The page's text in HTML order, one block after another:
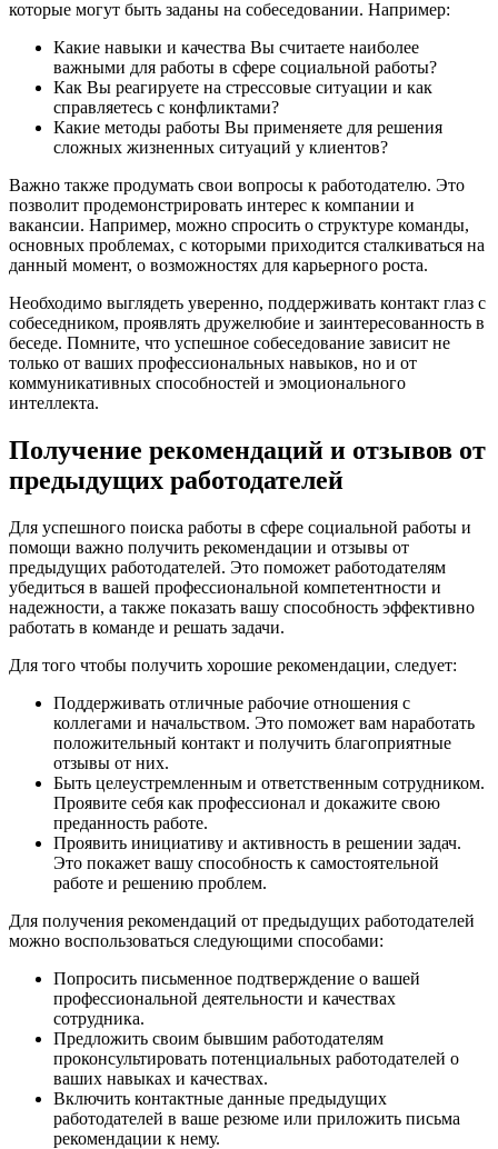
которые могут быть заданы на собеседовании. Например:
Какие навыки и качества Вы считаете наиболее
важными для работы в сфере социальной работы?
Как Вы реагируете на стрессовые ситуации и как
справляетесь с конфликтами?
Какие методы работы Вы применяете для решения
сложных жизненных ситуаций у клиентов?
Важно также продумать свои вопросы к работодателю. Это
позволит продемонстрировать интерес к компании и
вакансии. Например, можно спросить о структуре команды,
основных проблемах, с которыми приходится сталкиваться на
данный момент, о возможностях для карьерного роста.
Необходимо выглядеть уверенно, поддерживать контакт глаз с
собеседником, проявлять дружелюбие и заинтересованность в
беседе. Помните, что успешное собеседование зависит не
только от ваших профессиональных навыков, но и от
коммуникативных способностей и эмоционального
интеллекта.
Получение рекомендаций и отзывов от
предыдущих работодателей
Для успешного поиска работы в сфере социальной работы и
помощи важно получить рекомендации и отзывы от
предыдущих работодателей. Это поможет работодателям
убедиться в вашей профессиональной компетентности и
надежности, а также показать вашу способность эффективно
работать в команде и решать задачи.
Для того чтобы получить хорошие рекомендации, следует:
Поддерживать отличные рабочие отношения с
коллегами и начальством. Это поможет вам наработать
положительный контакт и получить благоприятные
отзывы от них.
Быть целеустремленным и ответственным сотрудником.
Проявите себя как профессионал и докажите свою
преданность работе.
Проявить инициативу и активность в решении задач.
Это покажет вашу способность к самостоятельной
работе и решению проблем.
Для получения рекомендаций от предыдущих работодателей
можно воспользоваться следующими способами:
Попросить письменное подтверждение о вашей
профессиональной деятельности и качествах
сотрудника.
Предложить своим бывшим работодателям
проконсультировать потенциальных работодателей о
ваших навыках и качествах.
Включить контактные данные предыдущих
работодателей в ваше резюме или приложить письма
рекомендации к нему.